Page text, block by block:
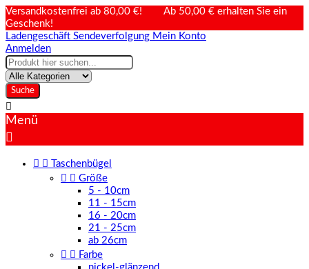
Versandkostenfrei ab 80,00 €! Ab 50,00 € erhalten Sie ein
Geschenk!
Ladengeschäft Sendeverfolgung Mein Konto
Anmelden
Suche

Menü

 
Taschenbügel
  Größe
5 - 10cm
11 - 15cm
16 - 20cm
21 - 25cm
ab 26cm
  Farbe